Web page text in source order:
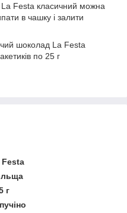
Festa класичний можна
в чашку і залити
шоколад La Festa
по 25 г
Festa
г